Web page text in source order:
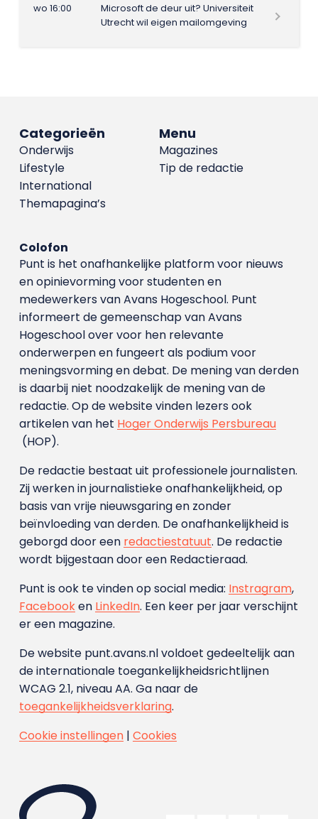
wo 16:00
Microsoft de deur uit? Universiteit
Utrecht wil eigen mailomgeving
Menu
Magazines
Tip de redactie
Categorieën
Onderwijs
Lifestyle
International
Themapagina’s
Colofon
Punt is het onafhankelijke platform voor nieuws
en opinievorming voor studenten en
medewerkers van Avans Hoge­school. Punt
informeert de gemeenschap van Avans
Hogeschool over voor hen relevante
onderwerpen en fungeert als podium voor
meningsvorming en debat. De mening van derden
is daarbij niet noodzakelijk de mening van de
redactie. Op de website vinden lezers ook
artikelen van het Hoger Onderwijs Persbureau
(HOP).
De redactie bestaat uit professionele journalisten.
Zij werken in journalistieke onafhankelijkheid, op
basis van vrije nieuwsgaring en zonder
beïnvloeding van derden. De onafhankelijkheid is
geborgd door een redactiestatuut. De redactie
wordt bijgestaan door een Redactieraad.
Punt is ook te vinden op social media: Instragram,
Facebooken LinkedIn. Een keer per jaar verschijnt
er een magazine.
De website punt.avans.nl voldoet gedeeltelijk aan
de internationale toegankelijkheidsrichtlijnen
WCAG 2.1, niveau AA. Ga naar de
toegankelijkheidsverklaring.
Cookie instellingen| Cookies